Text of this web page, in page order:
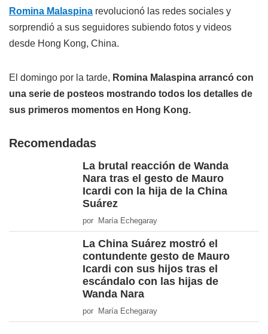
Romina Malaspina revolucionó las redes sociales y
sorprendió a sus seguidores subiendo fotos y videos
desde Hong Kong, China.
El domingo por la tarde, Romina Malaspina arrancó con
una serie de posteos mostrando todos los detalles de
sus primeros momentos en Hong Kong.
Recomendadas
La brutal reacción de Wanda
Nara tras el gesto de Mauro
Icardi con la hija de la China
Suárez
por María Echegaray
La China Suárez mostró el
contundente gesto de Mauro
Icardi con sus hijos tras el
escándalo con las hijas de
Wanda Nara
por María Echegaray